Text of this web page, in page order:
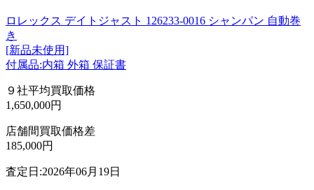
ロレックス デイトジャスト 126233-0016 シャンパン 自動巻
き
[新品未使用]
付属品:内箱 外箱 保証書
９社平均買取価格
1,650,000円
店舗間買取価格差
185,000円
査定日:2026年06月19日